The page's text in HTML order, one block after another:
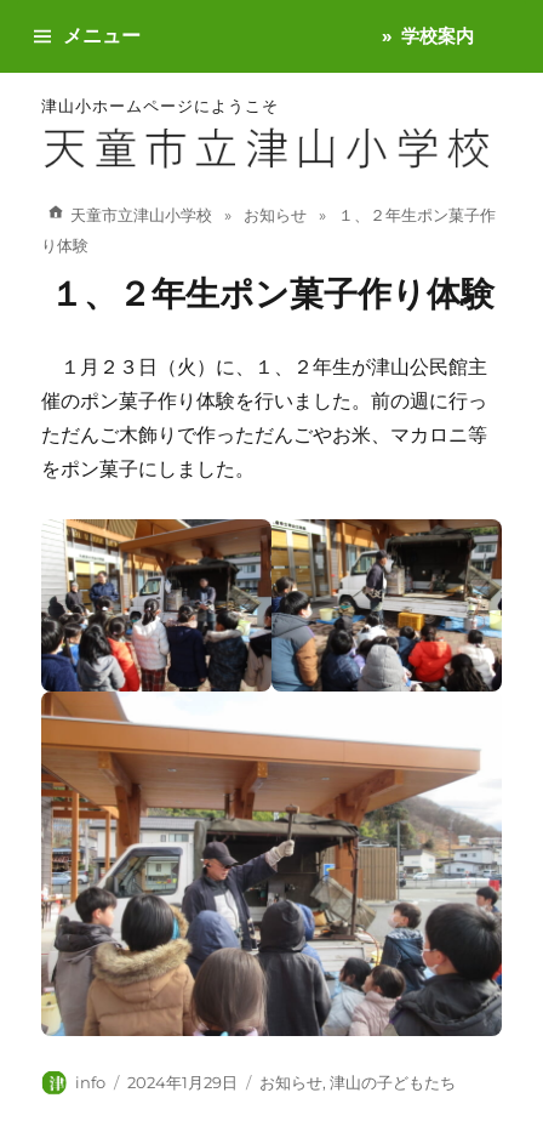
津山小ホームページにようこそ
メニュー 学校案内
天童市立津山小学校 お知らせ
１、２年生ポン菓子作
り体験
１、２年生ポン菓子作り体験
１月２３日（火）に、１、２年生が津山公民館主
催のポン菓子作り体験を行いました。前の週に行っ
ただんご木飾りで作っただんごやお米、マカロニ等
をポン菓子にしました。
投
info
投
2024年1月29日
カ
お知らせ,津山の子どもたち